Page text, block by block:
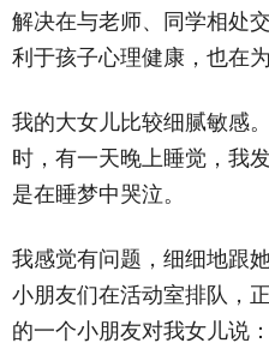
解决在与老师、同学相处
利于孩子心理健康，也在
我的大女儿比较细腻敏感
时，有一天晚上睡觉，我
是在睡梦中哭泣。
我感觉有问题，细细地跟
小朋友们在活动室排队，
的一个小朋友对我女儿说